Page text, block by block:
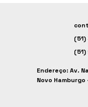
(51)
Endereço: Av.
Novo